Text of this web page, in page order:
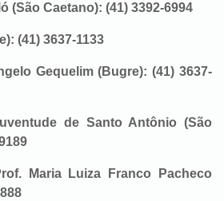
(São Caetano): (41) 3392-6994
(41) 3637-1133
Gequelim (Bugre): (41) 3637-
de Santo Antônio (São
Maria Luiza Franco Pacheco